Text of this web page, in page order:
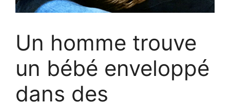
Un homme trouve
un bébé enveloppé
dans des